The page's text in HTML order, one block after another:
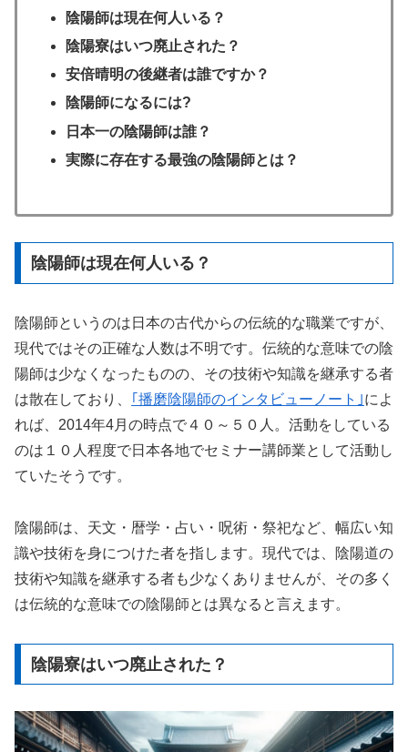
陰陽師は現在何人いる？
陰陽寮はいつ廃止された？
安倍晴明の後継者は誰ですか？
陰陽師になるには?
日本一の陰陽師は誰？
実際に存在する最強の陰陽師とは？
陰陽師は現在何人いる？
陰陽師というのは日本の古代からの伝統的な職業ですが、
現代ではその正確な人数は不明です。伝統的な意味での陰
陽師は少なくなったものの、その技術や知識を継承する者
は散在しており、
｢播磨陰陽師のインタビューノート｣によ
れば、2014年4月の時点で４０～５０人。活動をしている
のは１０人程度で日本各地でセミナー講師業として活動し
ていたそうです。
陰陽師は、天文・暦学・占い・呪術・祭祀など、幅広い知
識や技術を身につけた者を指します。現代では、陰陽道の
技術や知識を継承する者も少なくありませんが、その多く
は伝統的な意味での陰陽師とは異なると言えます。
陰陽寮はいつ廃止された？